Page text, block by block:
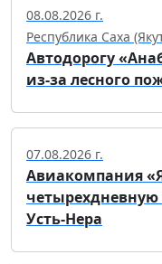
08.08.2026 г.
Республика Саха
Автодорогу
из-за лесного
07.08.2026 г.
Авиакомпания
четырехдневную
Усть-Нера